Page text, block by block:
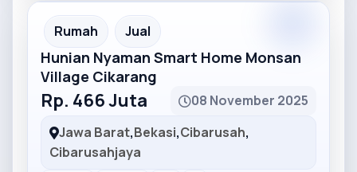
Partner Ad
Rumah Jual
Hunian Nyaman Smart Home Monsan
Village Cikarang
Rp. 466 Juta
08 November 2025
Jawa Barat,Bekasi,Cibarusah,
Cibarusahjaya